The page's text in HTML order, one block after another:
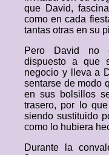
que David,
como en cada
tantas otras en su
Pero David no
dispuesto a que
negocio y lleva a
sentarse de modo
en sus bolsillos
trasero, por lo
siendo sustituido
como lo hubiera
Durante la